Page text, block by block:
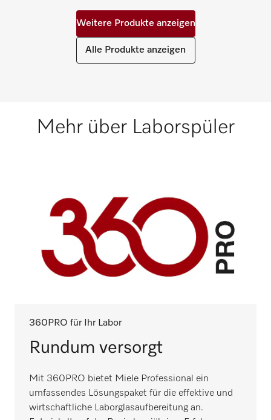
Weitere Produkte anzeigen
Alle Produkte anzeigen
Mehr über Laborspüler
360PRO für Ihr Labor
Rundum versorgt
Mit 360PRO bietet Miele Professional ein
umfassendes Lösungspaket für die effektive und
wirtschaftliche Laborglasaufbereitung an.